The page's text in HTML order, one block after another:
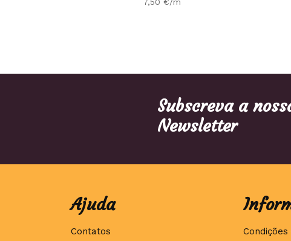
Subscreva a
Newsletter
Ajuda
Contatos Condições